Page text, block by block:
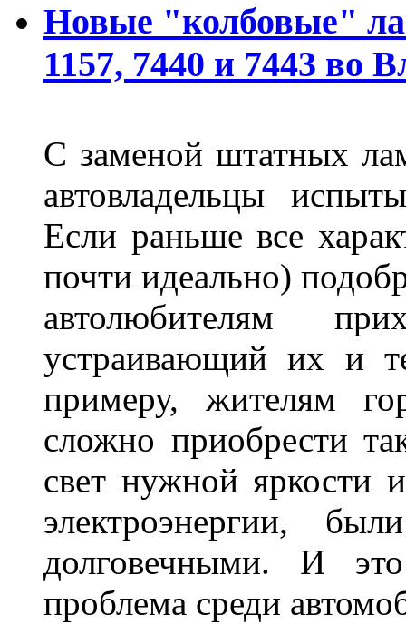
Новые "колбовые"
1157, 7440 и 7443 во
С заменой штатных
автовладельцы
Если раньше все
почти идеально)
автолюбителям
устраивающий их и
примеру, жителям
сложно приобрести
свет нужной яркости
электроэнергии,
долговечными. И
проблема среди